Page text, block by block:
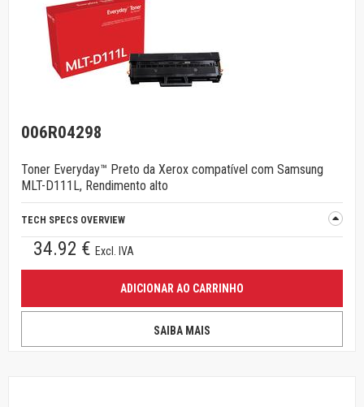
006R04298
Toner Everyday™ Preto da Xerox compatível com Samsung
MLT-D111L, Rendimento alto
TECH SPECS OVERVIEW
34.92 € Excl. IVA
ADICIONAR AO CARRINHO
SAIBA MAIS